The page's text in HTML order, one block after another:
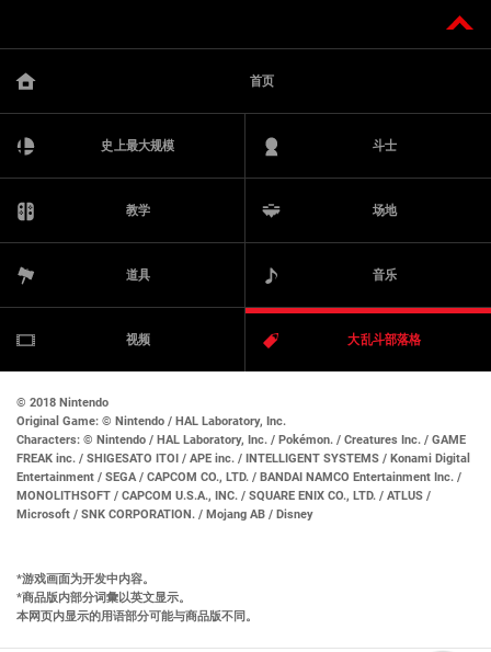
首页
史上最大规模 斗士
教学 场地
道具 音乐
视频 大乱斗部落格
© 2018 Nintendo
Original Game: © Nintendo / HAL Laboratory, Inc.
Characters: © Nintendo / HAL Laboratory, Inc. / Pokémon. / Creatures Inc. / GAME
FREAK inc. / SHIGESATO ITOI / APE inc. / INTELLIGENT SYSTEMS / Konami Digital
Entertainment / SEGA / CAPCOM CO., LTD. / BANDAI NAMCO Entertainment Inc. /
MONOLITHSOFT / CAPCOM U.S.A., INC. / SQUARE ENIX CO., LTD. / ATLUS /
Microsoft / SNK CORPORATION. / Mojang AB / Disney
游戏画面为开发中内容。
商品版内部分词彙以英文显示。
本网页内显示的用语部分可能与商品版不同。